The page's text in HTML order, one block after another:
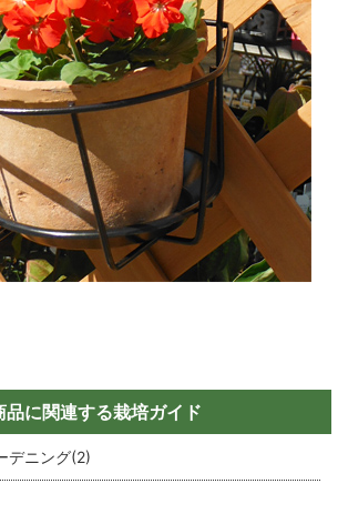
品に関連する栽培ガイド
デニング(2)